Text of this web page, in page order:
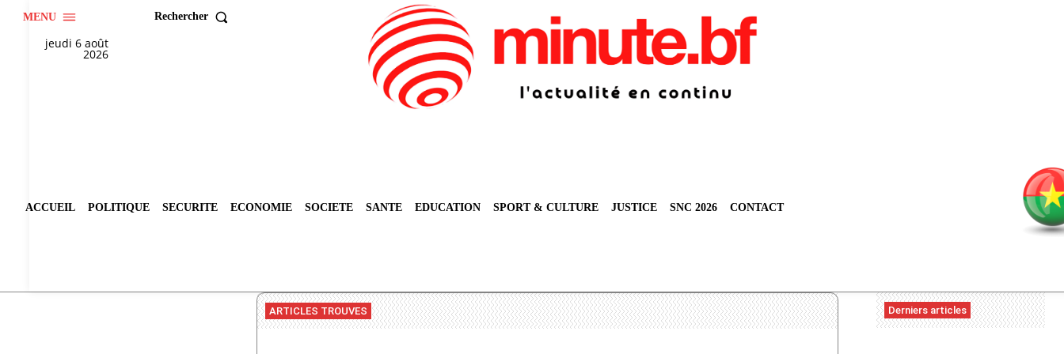
MENU Rechercher
jeudi 6 août
2026
ACCUEIL POLITIQUE SECURITE ECONOMIE SOCIETE SANTE EDUCATION SPORT & CULTURE JUSTICE SNC 2026 CONTACT
ARTICLES TROUVES Derniers articles